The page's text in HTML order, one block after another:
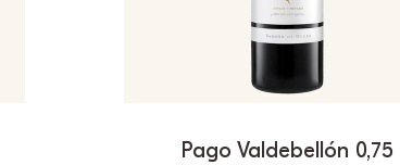
Pago Valdebellón 0,75